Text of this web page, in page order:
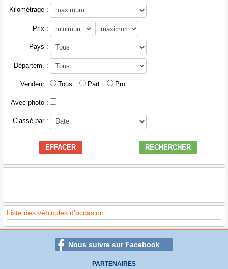
Kilomètrage :
Prix :
Pays :
Départem. :
Vendeur : Tous Part Pro
Avec photo :
Classé par :
EFFACER RECHERCHER
Liste des véhicules d'occasion
Nous suivre sur Facebook
PARTENAIRES